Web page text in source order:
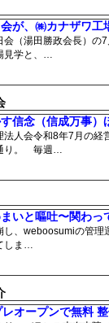
が、㈱カナザワ
（湯田勝政会長）の
見学と、…
信念（信成万事
人会令和8年7月の経
り。 毎週…
いと嘔吐〜関わ
、weboosumiの管理
しま…
レオープンで無料